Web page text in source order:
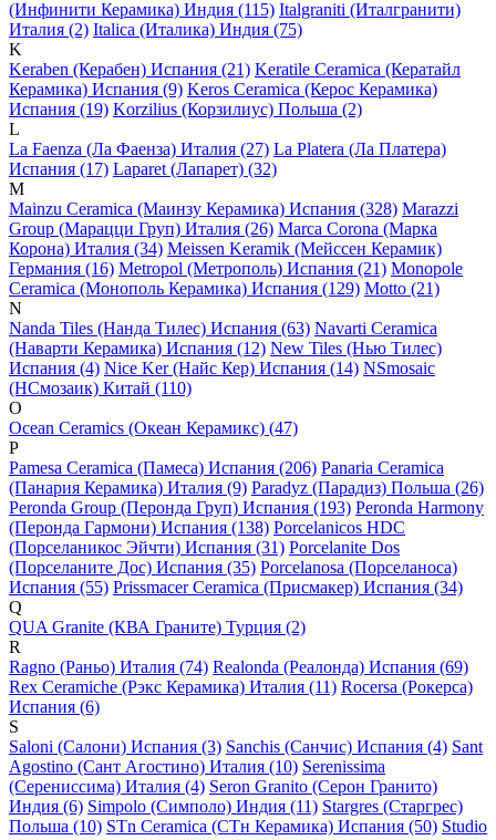
(Инфинити Керамика) Индия (115) Italgraniti (Италгранити)
Италия (2) Italica (Италика) Индия (75)
K
Keraben (Керабен) Испания (21) Keratile Ceramica (Кератайл
Керамика) Испания (9) Keros Ceramica (Керос Керамика)
Испания (19) Korzilius (Корзилиус) Польша (2)
L
La Faenza (Ла Фаенза) Италия (27) La Platera (Ла Платера)
Испания (17) Laparet (Лапарет) (32)
M
Mainzu Ceramica (Маинзу Керамика) Испания (328) Marazzi
Group (Марацци Груп) Италия (26) Marca Corona (Марка
Корона) Италия (34) Meissen Keramik (Мейсcен Керамик)
Германия (16) Metropol (Метрополь) Испания (21) Monopole
Ceramica (Монополь Керамика) Испания (129) Motto (21)
N
Nanda Tiles (Нанда Тилес) Испания (63) Navarti Ceramica
(Наварти Керамика) Испания (12) New Tiles (Нью Тилес)
Испания (4) Nice Ker (Найс Кер) Испания (14) NSmosaic
(НСмозаик) Китай (110)
O
Ocean Ceramics (Океан Керамикс) (47)
P
Pamesa Ceramica (Памеса) Испания (206) Panaria Ceramica
(Панария Керамика) Италия (9) Paradyz (Парадиз) Польша (26)
Peronda Group (Перонда Груп) Испания (193) Peronda Harmony
(Перонда Гармони) Испания (138) Porcelanicos HDC
(Порселаникос Эйчти) Испания (31) Porcelanite Dos
(Порселаните Дос) Испания (35) Porcelanosa (Порселаноса)
Испания (55) Prissmacer Ceramica (Присмакер) Испания (34)
Q
QUA Granite (КВА Граните) Турция (2)
R
Ragno (Раньо) Италия (74) Realonda (Реалонда) Испания (69)
Rex Ceramiche (Рэкс Керамика) Италия (11) Rocersa (Рокерса)
Испания (6)
S
Saloni (Салони) Испания (3) Sanchis (Санчис) Испания (4) Sant
Agostino (Сант Агостино) Италия (10) Serenissima
(Серениссима) Италия (4) Seron Granito (Серон Гранито)
Индия (6) Simpolo (Симполо) Индия (11) Stargres (Старгрес)
Польша (10) STn Ceramica (СТн Керамика) Испания (50) Studio